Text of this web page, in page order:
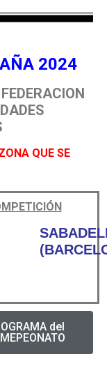
2024
QUE SE
del